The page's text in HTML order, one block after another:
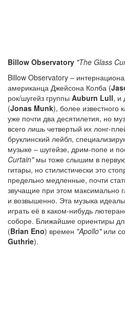
Billow Observatory "The Glass
Billow Observatory –
американца Джейсона Колба (
рок/шугейз группы Auburn Lull, и
(Jonas Munk), более известного
уже почти два десятилетия, но
всего лишь четвертый их лонг-
бруклинский лейбл,
музыке – шугейзе, дрим-попе и
Curtain"мы тоже слышим в
гитары, но стилистически это
предельно медленные, почти
звучащие при этом максимально
и возвышенно. Эта музыка
играть её в каком-нибудь
соборе. Ближайшие ориентиры
(Brian Eno) времен "Apollo"или
Guthrie).